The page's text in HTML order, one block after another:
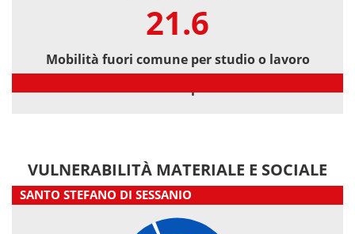
21.6
Mobilità fuori comune per studio o lavoro
VULNERABILITÀ MATERIALE E SOCIALE
SANTO STEFANO DI SESSANIO